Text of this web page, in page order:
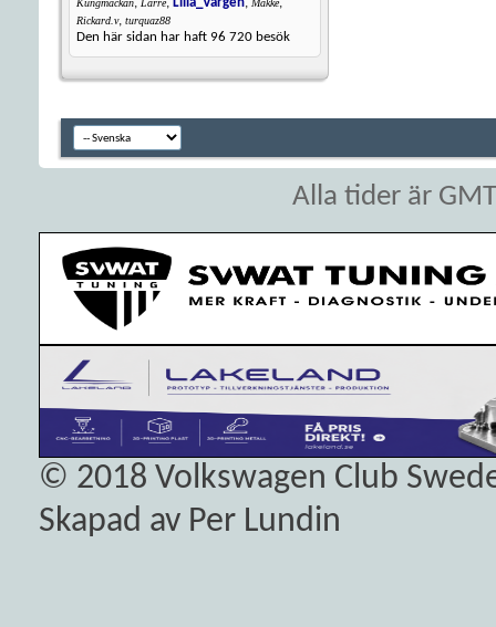
Kungmackan Larre Makke
Rickard.v, turquaz88
Den här sidan har haft 96 720 besök
Alla tider är
© 2018 Volkswagen Club
Skapad av Per Lundin